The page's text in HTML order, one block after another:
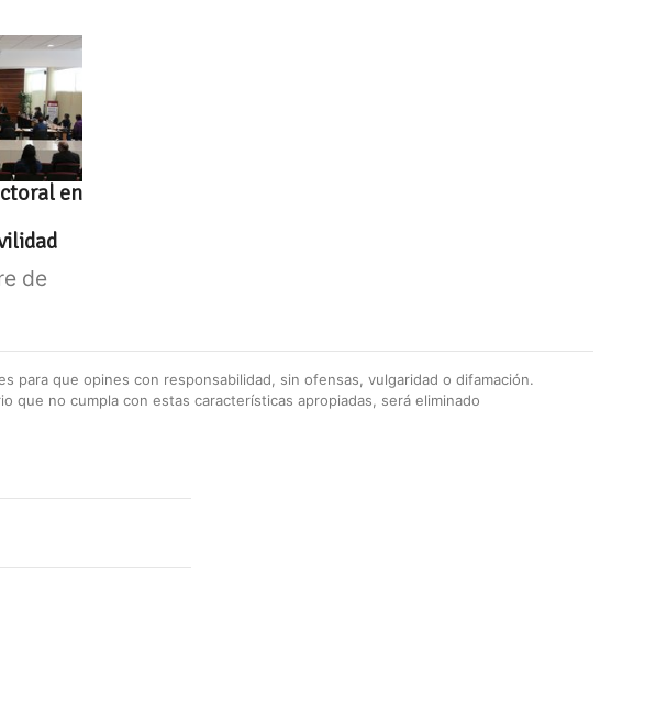
en
de
para que opines con responsabilidad, sin ofensas, vulgaridad o difamación.
que no cumpla con estas características apropiadas, será eliminado